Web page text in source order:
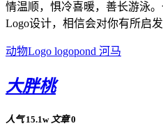
情温顺，惧冷喜暖，善长游泳
Logo设计，相信会对你有所启发
动物Logo logopond 河马
大胖桃
人气 15.1w 文章 0